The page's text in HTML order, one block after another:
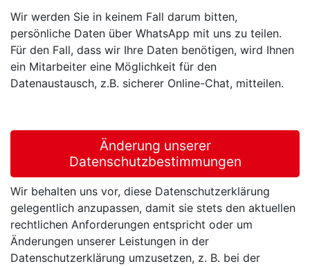
Wir werden Sie in keinem Fall darum bitten,
persönliche Daten über WhatsApp mit uns zu teilen.
Für den Fall, dass wir Ihre Daten benötigen, wird Ihnen
ein Mitarbeiter eine Möglichkeit für den
Datenaustausch, z.B. sicherer Online-Chat, mitteilen.
Änderung unserer
Datenschutzbestimmungen
Wir behalten uns vor, diese Datenschutzerklärung
gelegentlich anzupassen, damit sie stets den aktuellen
rechtlichen Anforderungen entspricht oder um
Änderungen unserer Leistungen in der
Datenschutzerklärung umzusetzen, z. B. bei der